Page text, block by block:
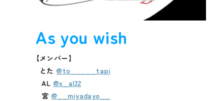
As you wish
【メンバー】
とた @to_____tapi
AL @x_al32
宮 @__miyadayo__